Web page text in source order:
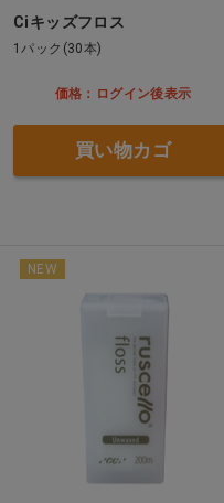
Ciキッズフロス
1パック(30本)
価格：ログイン後表示
買い物カゴ
NEW